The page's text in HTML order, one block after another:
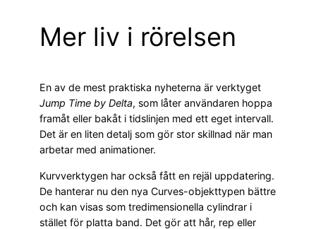
Mer liv i rörelsen
En av de mest praktiska nyheterna är verktyget
Jump Time by Delta, som låter användaren hoppa
framåt eller bakåt i tidslinjen med ett eget intervall.
Det är en liten detalj som gör stor skillnad när man
arbetar med animationer.
Kurvverktygen har också fått en rejäl uppdatering.
De hanterar nu den nya Curves-objekttypen bättre
och kan visas som tredimensionella cylindrar i
stället för platta band. Det gör att hår, rep eller